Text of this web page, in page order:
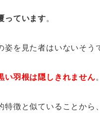
っています。
を見た者はいないそう
い羽根は隠しきれません。
特徴と似ていることから